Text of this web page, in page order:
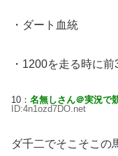
・ダート血統
・1200を走る時に
10： 名無しさん＠実況で
ID:4n1ozd7DO.net
ダ千二でそこそこの